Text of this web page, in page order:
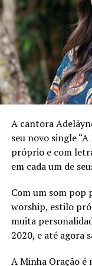
minha vida, e
acrescenta.
Estilo worship e
Anderson Rangel
acreditar que
mensagem sobre
presença divina
Sobre o cantor
uma promessa
adolescência
trabalho aos 21
Nascimento para
A cantora
seu novo single
próprio e com
em cada um de
Com um som pop
worship, estilo
muita
2020, e até agora
A Minha Oração é